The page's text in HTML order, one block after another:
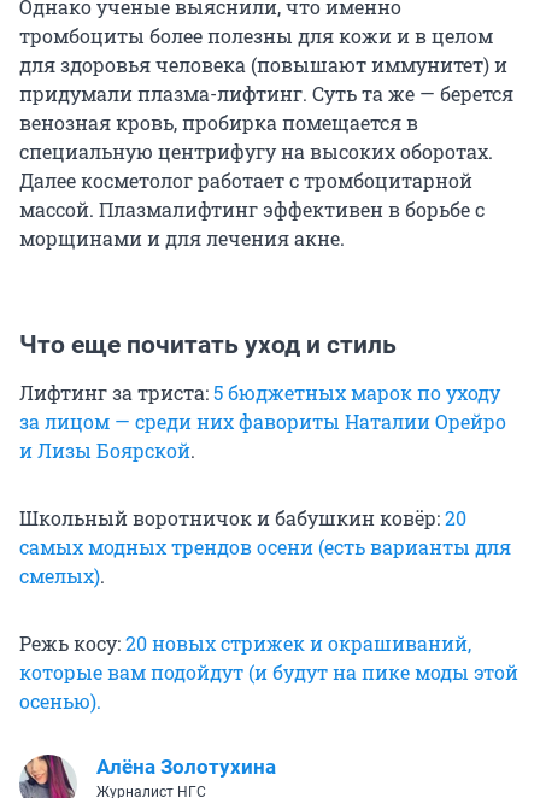
Однако ученые выяснили, что именно
тромбоциты более полезны для кожи и в целом
для здоровья человека (повышают иммунитет) и
придумали плазма-лифтинг. Суть та же — берется
венозная кровь, пробирка помещается в
специальную центрифугу на высоких оборотах.
Далее косметолог работает с тромбоцитарной
массой. Плазмалифтинг эффективен в борьбе с
морщинами и для лечения акне.
Что еще почитать уход и стиль
Лифтинг за триста:5 бюджетных марок по уходу
за лицом — среди них фавориты Наталии Орейро
и Лизы Боярской.
Школьный воротничок и бабушкин ковёр:20
самых модных трендов осени (есть варианты для
смелых).
Режь косу:20 новых стрижек и окрашиваний,
которые вам подойдут (и будут на пике моды этой
осенью).
Алёна Золотухина
Журналист НГС